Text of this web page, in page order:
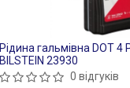
Рідина гальмівна DOT 4
BILSTEIN 23930
0 відгуків